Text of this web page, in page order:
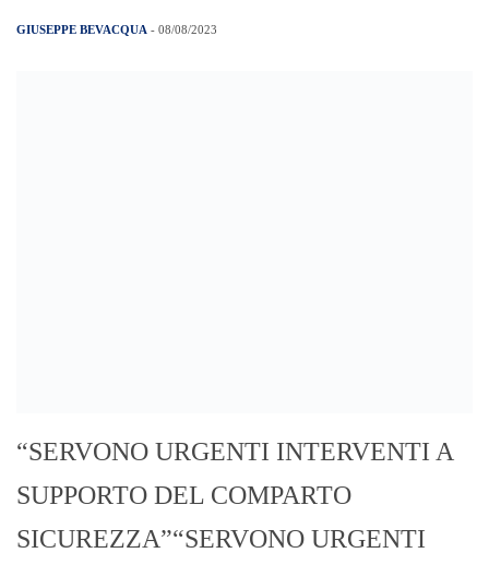
GIUSEPPE BEVACQUA - 08/08/2023
Forze dell’Ordine ogni 3 ore, dato che
però sta decisamente peggiorando. Ma la
vicenda di Catania non è sfociata in